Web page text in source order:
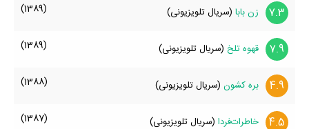
7.3 زن‌ بابا (سریال تلویزیونی) (1389)
7.9 قهوه تلخ (سریال تلویزیونی) (1389)
4.9 بره کشون (سریال تلویزیونی) (1388)
4.5 خاطرات‌فردا (سریال تلویزیونی) (1387)